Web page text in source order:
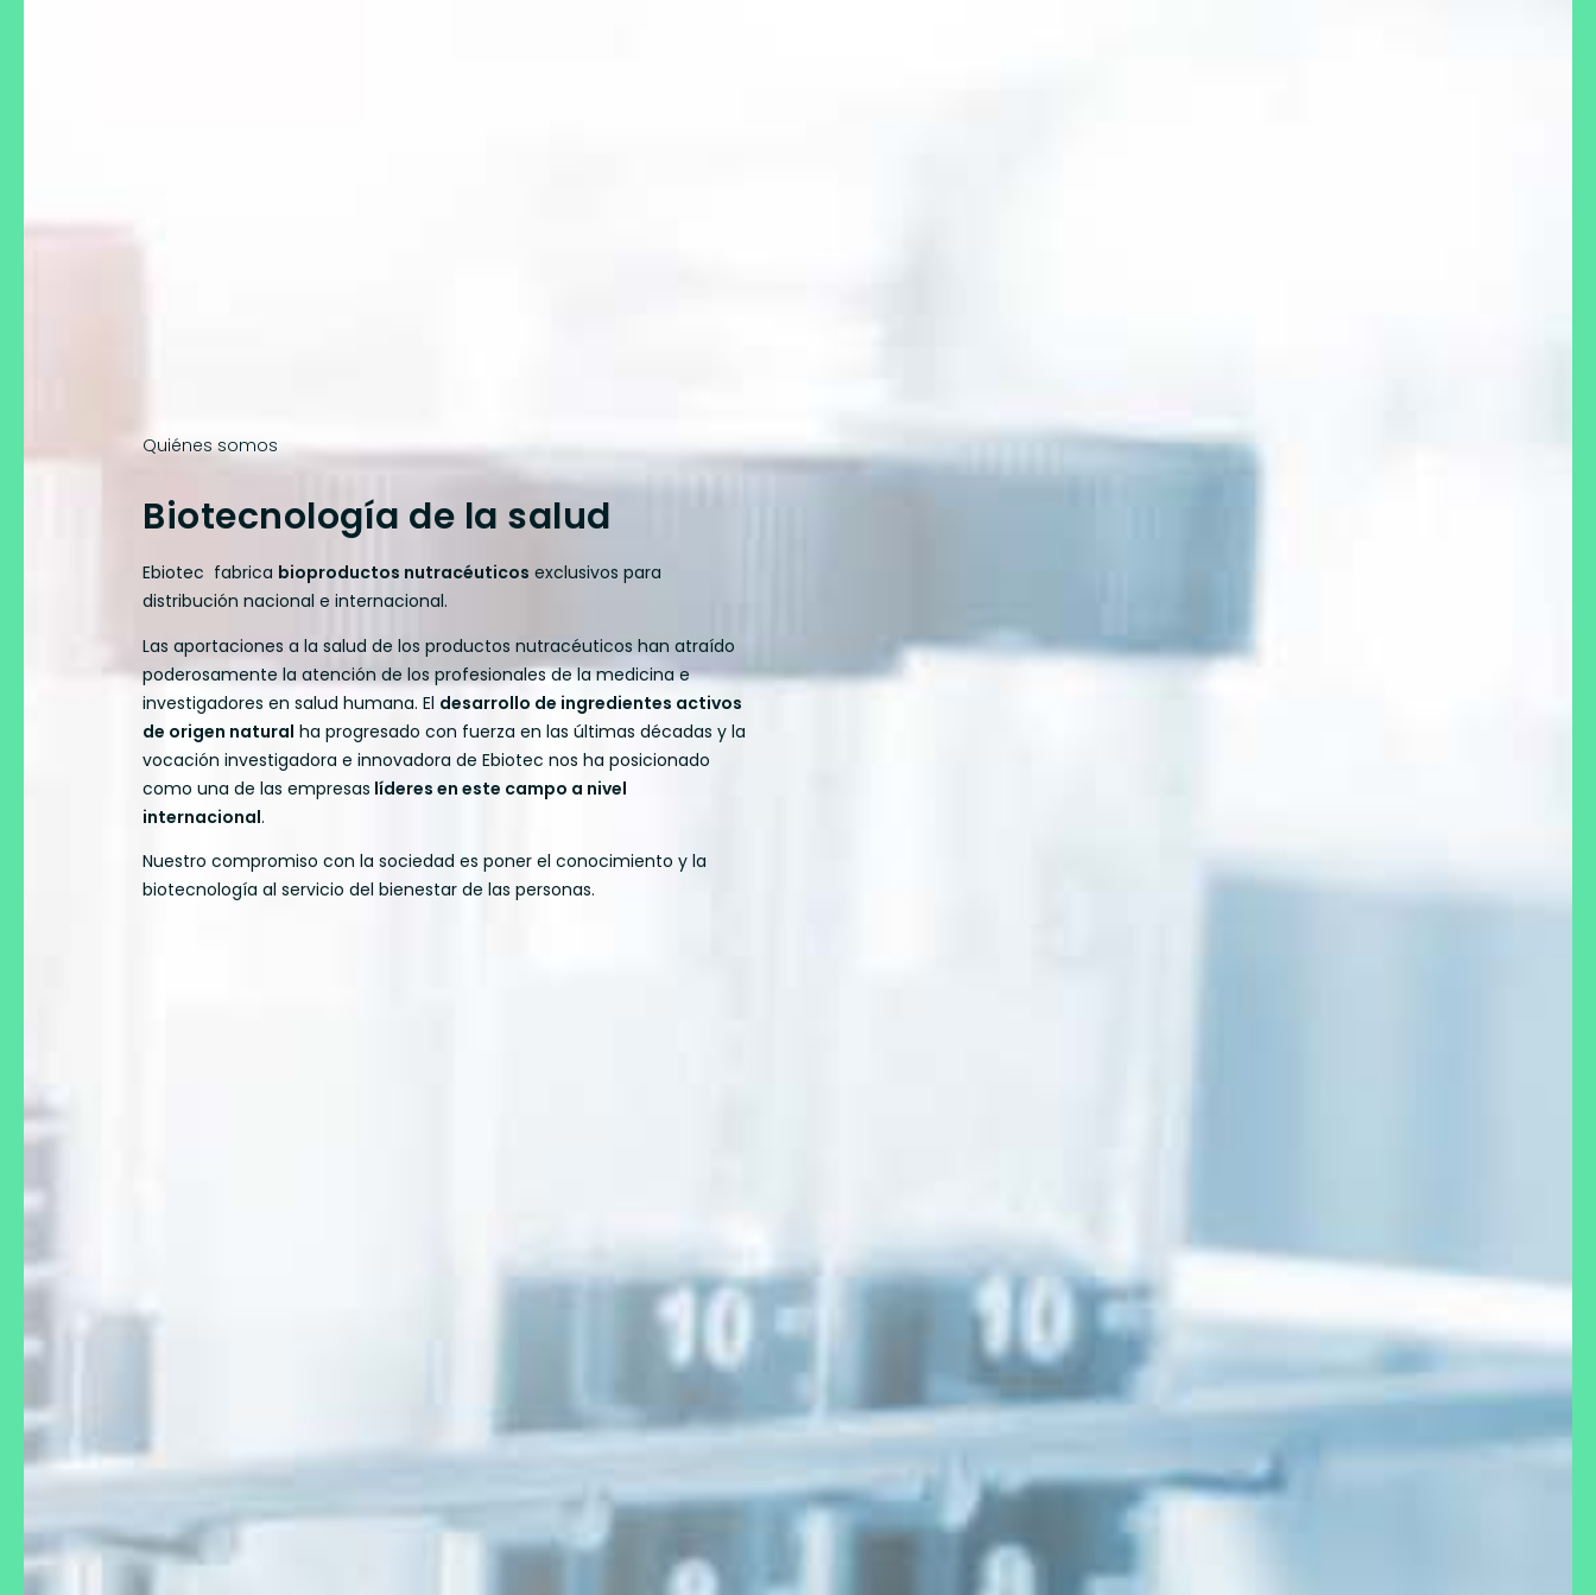
Quiénes somos
Biotecnología de la salud
Ebiotec fabrica bioproductos nutracéuticos exclusivos para
distribución nacional e internacional.
Las aportaciones a la salud de los productos nutracéuticos han atraído
poderosamente la atención de los profesionales de la medicina e
investigadores en salud humana. El desarrollo de ingredientes activos
de origen natural ha progresado con fuerza en las últimas décadas y la
vocación investigadora e innovadora de Ebiotec nos ha posicionado
como una de las empresas líderes en este campo a nivel
internacional.
Nuestro compromiso con la sociedad es poner el conocimiento y la
biotecnología al servicio del bienestar de las personas.